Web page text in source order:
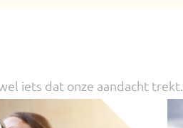
iets dat onze aandacht trekt.